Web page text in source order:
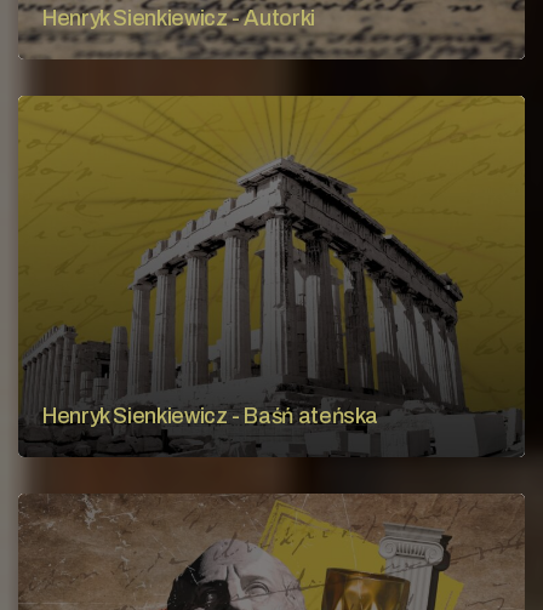
Henryk Sienkiewicz - Autorki
Henryk Sienkiewicz - Baśń ateńska